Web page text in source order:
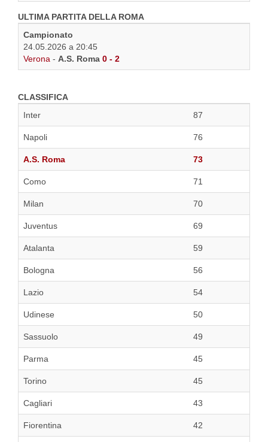
ULTIMA PARTITA DELLA ROMA
Campionato
24.05.2026 a 20:45
Verona - A.S. Roma 0 - 2
CLASSIFICA
Inter
87
Napoli 76
A.S. Roma 73
Como 71
Milan 70
Juventus 69
Atalanta 59
Bologna 56
Lazio 54
Udinese 50
Sassuolo 49
Parma 45
Torino 45
Cagliari 43
Fiorentina 42